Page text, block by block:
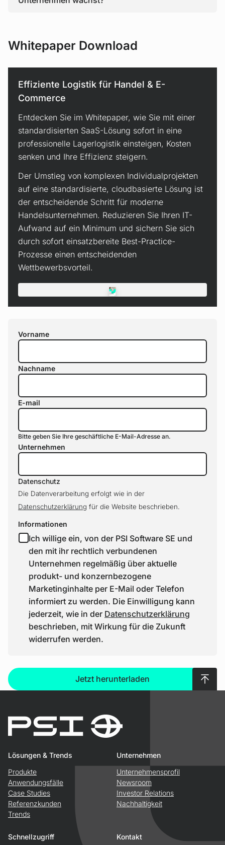
Whitepaper Download
Effiziente Logistik für Handel & E-
Commerce
Entdecken Sie im Whitepaper, wie Sie mit einer
standardisierten SaaS-Lösung sofort in eine
professionelle Lagerlogistik einsteigen, Kosten
senken und Ihre Effizienz steigern.
Der Umstieg von komplexen Individualprojekten
auf eine standardisierte, cloudbasierte Lösung ist
der entscheidende Schritt für moderne
Handelsunternehmen. Reduzieren Sie Ihren IT-
Aufwand auf ein Minimum und sichern Sie sich
durch sofort einsatzbereite Best-Practice-
Prozesse einen entscheidenden
Wettbewerbsvorteil.
Vorname
Nachname
E-mail
Bitte geben Sie Ihre geschäftliche E-Mail-Adresse an.
Unternehmen
Datenschutz
Die Datenverarbeitung erfolgt wie in der
Datenschutzerklärung für die Website beschrieben.
Informationen
Ich willige ein, von der PSI Software SE und
den mit ihr rechtlich verbundenen
Unternehmen regelmäßig über aktuelle
produkt- und konzernbezogene
Marketinginhalte per E-Mail oder Telefon
informiert zu werden. Die Einwilligung kann
jederzeit, wie in der Datenschutzerklärung
beschrieben, mit Wirkung für die Zukunft
widerrufen werden.
Jetzt herunterladen
Lösungen & Trends
Produkte
Anwendungsfälle
Case Studies
Referenzkunden
Trends
Unternehmen
Unternehmensprofil
Newsroom
Investor Relations
Nachhaltigkeit
Schnellzugriff Kontakt
Nach